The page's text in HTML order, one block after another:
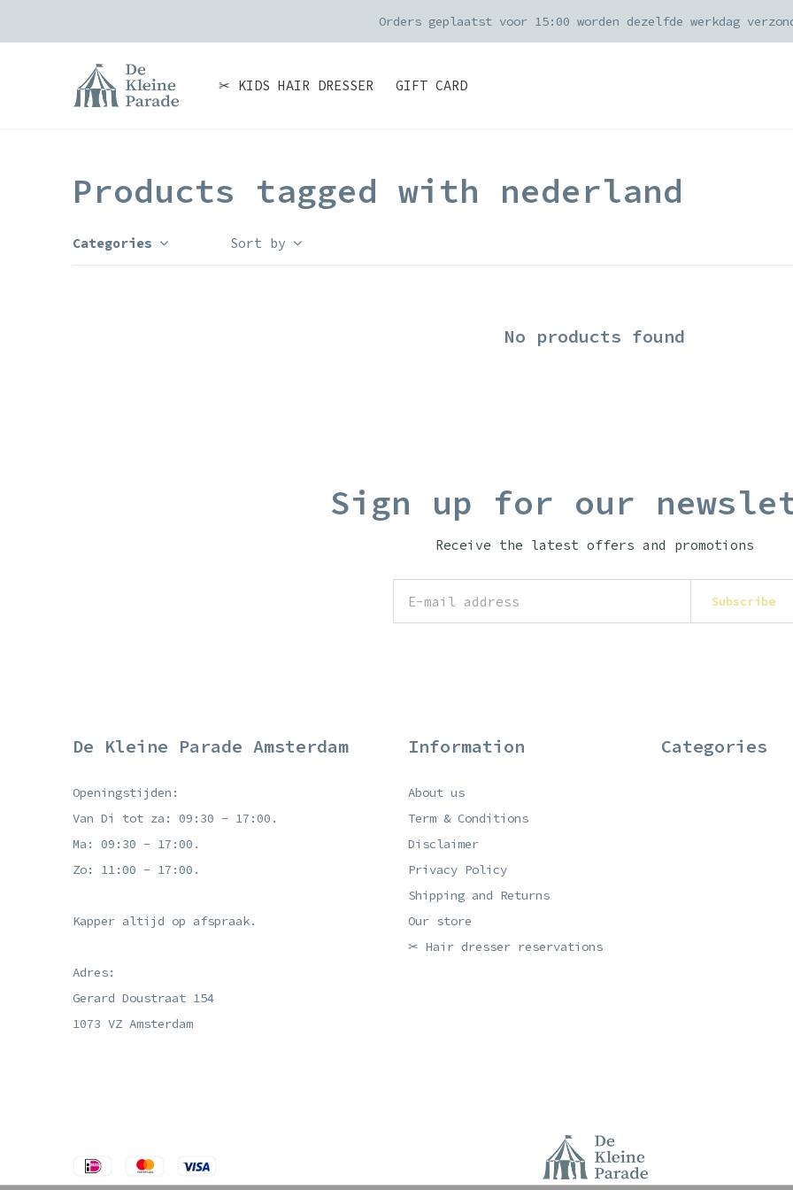
✂ KIDS HAIR DRESSER GIFT CARD
Orders geplaatst voor 15:00 worden dezelfde werkdag
Products tagged with nederland
Categories Sort by
No products found
Sign up for our
Receive the latest offers and promotions
Subscribe
De Kleine Parade Amsterdam
Openingstijden:
Van Di tot za: 09:30 - 17:00.
Ma: 09:30 - 17:00.
Zo: 11:00 - 17:00.
Kapper altijd op afspraak.
Adres:
Gerard Doustraat 154
1073 VZ Amsterdam
Information
About us
Term & Conditions
Disclaimer
Privacy Policy
Shipping and Returns
Our store
✂ Hair dresser reservations
Categories